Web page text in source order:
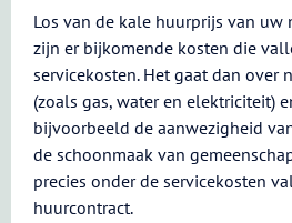
Los van de kale huurprijs van
zijn er bijkomende kosten die
servicekosten. Het gaat dan over
(zoals gas, water en elektriciteit)
bijvoorbeeld de aanwezigheid
de schoonmaak van
precies onder de servicekosten
huurcontract.